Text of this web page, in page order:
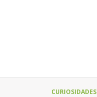
CURIOSIDADES